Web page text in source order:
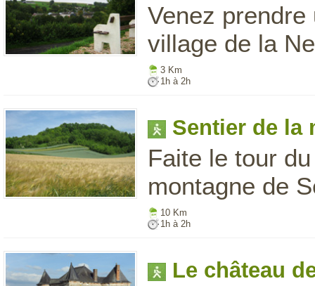
Venez
village de la
3 Km
1h à 2h
Sentier de la
Faite le tour
montagne de
10 Km
1h à 2h
Le château